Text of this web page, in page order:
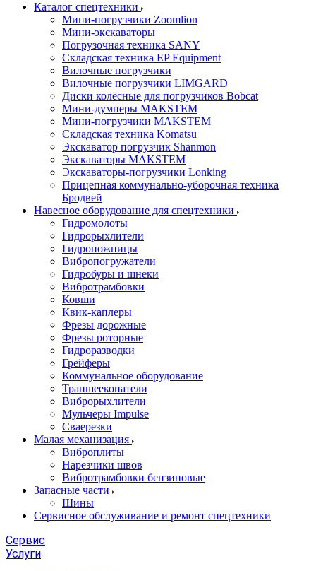
Каталог спецтехники
Мини-погрузчики Zoomlion
Мини-экскаваторы
Погрузочная техника SANY
Складская техника EP Equipment
Вилочные погрузчики
Вилочные погрузчики LIMGARD
Диски колёсные для погрузчиков Bobcat
Мини-думперы MAKSTEM
Мини-погрузчики MAKSTEM
Складская техника Komatsu
Экскаватор погрузчик Shanmon
Экскаваторы MAKSTEM
Экскаваторы-погрузчики Lonking
Прицепная коммунально-уборочная техника
Бродвей
Навесное оборудование для спецтехники
Гидромолоты
Гидрорыхлители
Гидроножницы
Вибропогружатели
Гидробуры и шнеки
Вибротрамбовки
Ковши
Квик-каплеры
Фрезы дорожные
Фрезы роторные
Гидроразводки
Грейферы
Коммунальное оборудование
Траншеекопатели
Виброрыхлители
Мульчеры Impulse
Сваерезки
Малая механизация
Виброплиты
Нарезчики швов
Вибротрамбовки бензиновые
Запасные части
Шины
Сервисное обслуживание и ремонт спецтехники
Сервис
Услуги